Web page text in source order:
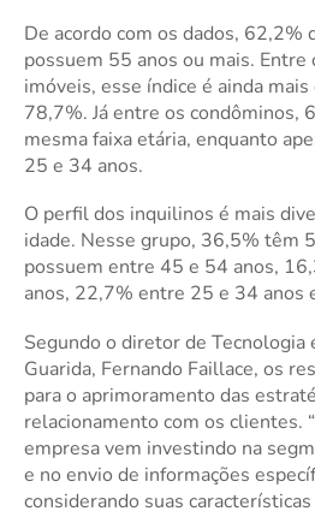
De acordo com os dados, 62,2%
possuem 55 anos ou mais.
imóveis, esse índice é ainda
78,7%. Já entre os condôminos,
mesma faixa etária, enquanto
25 e 34 anos.
O perfil dos inquilinos é mais
idade. Nesse grupo, 36,5% têm
possuem entre 45 e 54 anos,
anos, 22,7% entre 25 e 34 anos
Segundo o diretor de Tecnologia
Guarida, Fernando Faillace, os
para o aprimoramento das
relacionamento com os clientes.
empresa vem investindo na
e no envio de informações
considerando suas